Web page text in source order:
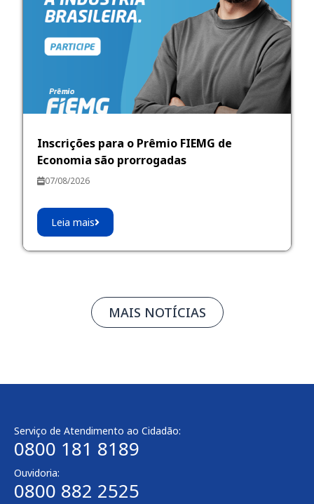
Inscrições para o Prêmio FIEMG de
Economia são prorrogadas
07/08/2026
Leia mais
MAIS NOTÍCIAS
Serviço de Atendimento ao Cidadão:
0800 181 8189
Ouvidoria:
0800 882 2525